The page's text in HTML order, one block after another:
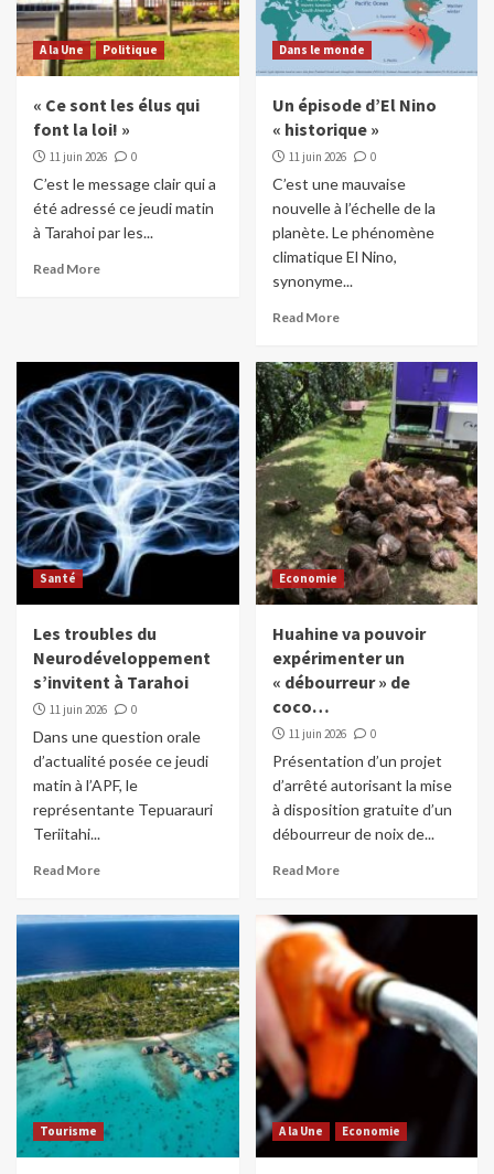
A la Une Politique
« Ce sont les élus qui
font la loi! »
11 juin 2026 0
C’est le message clair qui a
été adressé ce jeudi matin
à Tarahoi par les...
Read More
Dans le monde
Un épisode d’El Nino
« historique »
11 juin 2026 0
C’est une mauvaise
nouvelle à l’échelle de la
planète. Le phénomène
climatique El Nino,
synonyme...
Read More
Santé
Les troubles du
Neurodéveloppement
s’invitent à Tarahoi
11 juin 2026 0
Dans une question orale
d’actualité posée ce jeudi
matin à l’APF, le
représentante Tepuarauri
Teriitahi...
Read More
Economie
Huahine va pouvoir
expérimenter un
« débourreur » de
coco…
11 juin 2026 0
Présentation d’un projet
d’arrêté autorisant la mise
à disposition gratuite d’un
débourreur de noix de...
Read More
Tourisme A la Une Economie